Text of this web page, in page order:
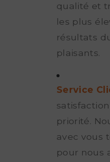
qualité et
les plus
résultats
plaisants.
Service
priorité.
avec vous
pour nous